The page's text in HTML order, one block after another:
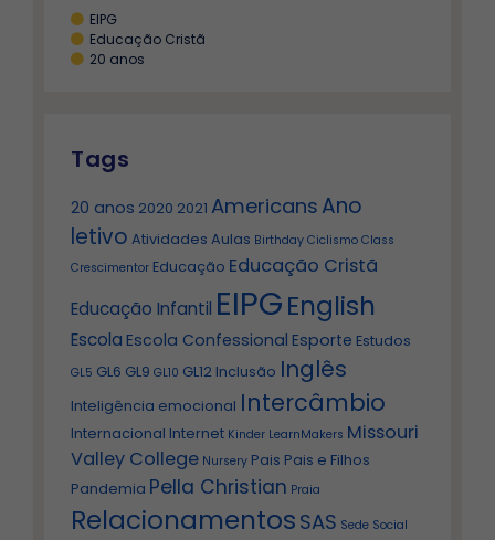
EIPG
Educação Cristã
20 anos
Tags
20 anos 2020 2021 Americans Ano
letivo Atividades Aulas Birthday Ciclismo Class
Crescimentor Educação Educação Cristã
Educação Infantil EIPGEnglish
Escola Escola Confessional Esporte Estudos
GL5 GL6 GL9 GL10 GL12 Inclusão Inglês
Inteligência emocional Intercâmbio
Internacional Internet Kinder LearnMakers Missouri
Valley College Nursery Pais Pais e Filhos
Pandemia Pella Christian Praia
Relacionamentos SAS Sede Social